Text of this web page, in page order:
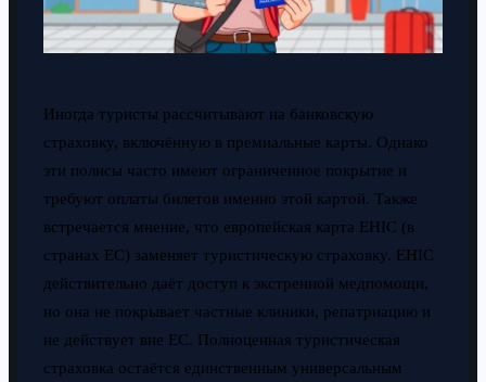
Иногда туристы рассчитывают на банковскую
страховку, включённую в премиальные карты. Однако
эти полисы часто имеют ограниченное покрытие и
требуют оплаты билетов именно этой картой. Также
встречается мнение, что европейская карта EHIC (в
странах ЕС) заменяет туристическую страховку. EHIC
действительно даёт доступ к экстренной медпомощи,
но она не покрывает частные клиники, репатриацию и
не действует вне ЕС. Полноценная туристическая
страховка остаётся единственным универсальным